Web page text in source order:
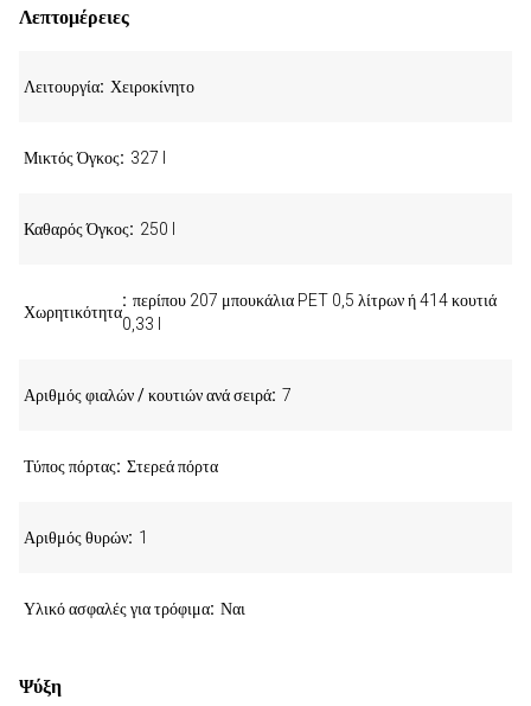
Λεπτομέρειες
Λειτουργία Χειροκίνητο
Μικτός Όγκος 327 l
Καθαρός Όγκος 250 l
Χωρητικότητα
περίπου 207 μπουκάλια PET 0,5 λίτρων ή 414 κουτιά
0,33 l
Αριθμός φιαλών / κουτιών ανά σειρά 7
Τύπος πόρτας Στερεά πόρτα
Αριθμός θυρών 1
Υλικό ασφαλές για τρόφιμα Ναι
Ψύξη